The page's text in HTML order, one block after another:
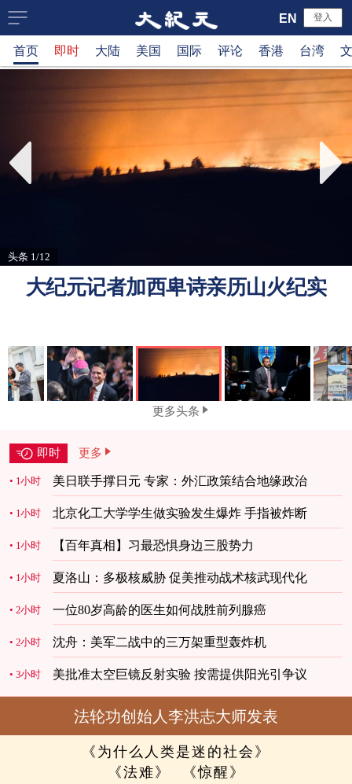
大
纪
新
网
登入
EN
首页 即时 大陆 美国 国际 评论 香港 台湾
头条 1/12
大纪元记者加西卑诗亲历山火纪实
更多头条
即时 更多
1小时 美日联手撑日元 专家：外汇政策结合地缘政治
1小时 北京化工大学学生做实验发生爆炸 手指被炸断
1小时 【百年真相】习最恐惧身边三股势力
1小时 夏洛山：多极核威胁 促美推动战术核武现代化
2小时 一位80岁高龄的医生如何战胜前列腺癌
2小时 沈舟：美军二战中的三万架重型轰炸机
3小时 美批准太空巨镜反射实验 按需提供阳光引争议
法轮功创始人李洪志大师发表
《为什么人类是迷的社会》
《法难》
《惊醒》